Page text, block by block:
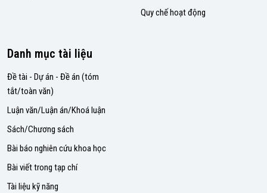
Quy chế hoạt động
Danh mục tài liệu
Đề tài - Dự án - Đề án (tóm
tắt/toàn văn)
Luận văn/Luận án/Khoá luận
Sách/Chương sách
Bài báo nghiên cứu khoa học
Bài viết trong tạp chí
Tài liệu kỹ năng